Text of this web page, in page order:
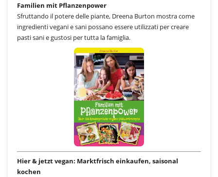
Familien mit Pflanzenpower
Sfruttando il potere delle piante, Dreena Burton mostra come
ingredienti vegani e sani possano essere utilizzati per creare
pasti sani e gustosi per tutta la famiglia.
Hier & jetzt vegan: Marktfrisch einkaufen, saisonal
kochen